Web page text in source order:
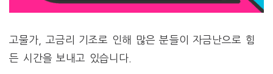
고물가, 고금리 기조로 인해 많은 분들이 자금난으로 힘
든 시간을 보내고 있습니다.